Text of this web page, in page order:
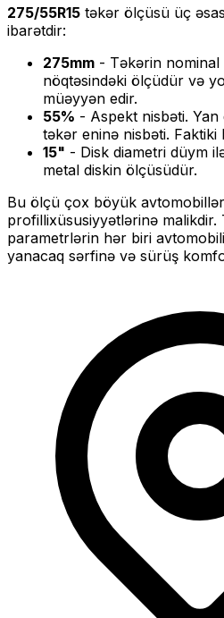
275/55R15 təkər ölçüsü üç
ibarətdir:
275mm - Təkərin nominal
nöqtəsindəki ölçüdür və
müəyyən edir.
55% - Aspekt nisbəti.
təkər eninə nisbəti.
15" - Disk diametri düym
metal diskin ölçüsüdür.
Bu ölçü çox böyük
profillixüsusiyyətlərinə
parametrlərin hər biri
yanacaq sərfinə və sürüş